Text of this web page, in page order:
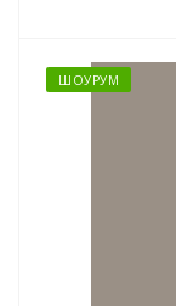
ШОУРУМ